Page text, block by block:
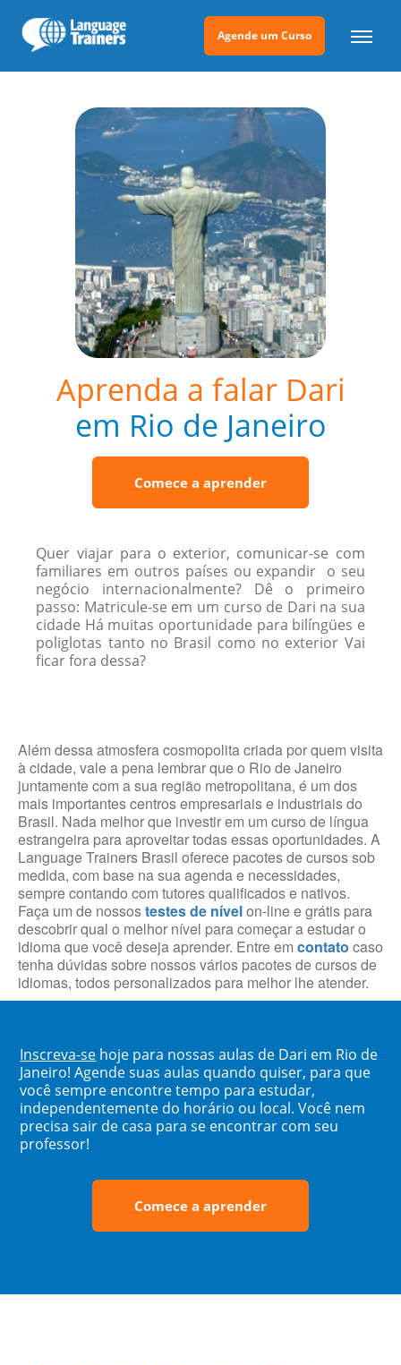
Agende um Curso
Aprenda a falar Dari
em Rio de Janeiro
Comece a aprender
Quer viajar para o exterior, comunicar-se com
familiares em outros países ou expandir o seu
negócio internacionalmente? Dê o primeiro
passo: Matricule-se em um curso de Dari na sua
cidade Há muitas oportunidade para bilíngües e
poliglotas tanto no Brasil como no exterior Vai
ficar fora dessa?
Além dessa atmosfera cosmopolita criada por quem visita
à cidade, vale a pena lembrar que o Rio de Janeiro
juntamente com a sua região metropolitana, é um dos
mais importantes centros empresariais e industriais do
Brasil. Nada melhor que investir em um curso de língua
estrangeira para aproveitar todas essas oportunidades. A
Language Trainers Brasil oferece pacotes de cursos sob
medida, com base na sua agenda e necessidades,
sempre contando com tutores qualificados e nativos.
Faça um de nossostestes de nívelon-line e grátis para
descobrir qual o melhor nível para começar a estudar o
idioma que você deseja aprender. Entre em contato caso
tenha dúvidas sobre nossos vários pacotes de cursos de
idiomas, todos personalizados para melhor lhe atender.
Inscreva-se hoje para nossas aulas de Dari em Rio de
Janeiro! Agende suas aulas quando quiser, para que
você sempre encontre tempo para estudar,
independentemente do horário ou local. Você nem
precisa sair de casa para se encontrar com seu
professor!
Comece a aprender